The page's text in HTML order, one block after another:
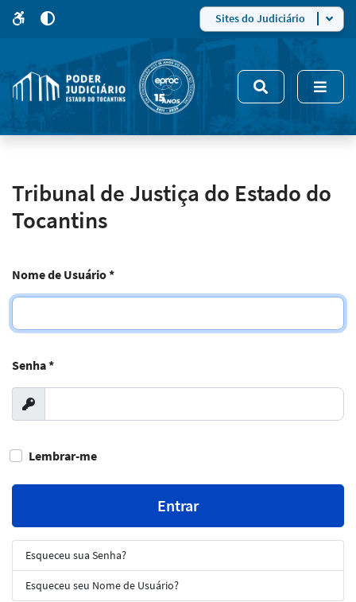
para
site
5
modo
de
alto
Sites do Judiciário
Tribunal de Justiça do Estado do
Tocantins
Nome de Usuário*
Senha*
Exibir
Lembrar-me
Entrar
Esqueceu sua Senha?
Esqueceu seu Nome de Usuário?